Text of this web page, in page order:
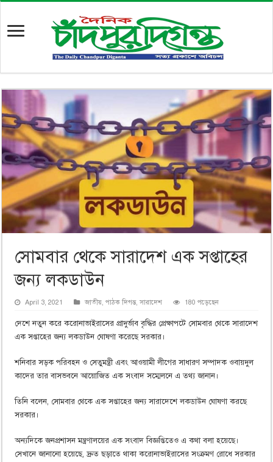
সোমবার থেকে সারাদেশ এক সপ্তাহের
জন্য লকডাউন
April 3, 2021 জাতীয়,পাঠক দিগন্ত,সারাদেশ 180 পড়েছেন
দেশে নতুন করে করোনাভাইরাসের প্রাদুর্ভাব বৃদ্ধির প্রেক্ষাপটে সোমবার থেকে সারাদেশ
এক সপ্তাহের জন্য লকডাউন ঘোষণা করেছে সরকার।
শনিবার সড়ক পরিবহন ও সেতুমন্ত্রী এবং আওয়ামী লীগের সাধারণ সম্পাদক ওবায়দুল
কাদের তার বাসভবনে আয়োজিত এক সংবাদ সম্মেলনে এ তথ্য জানান।
তিনি বলেন, সোমবার থেকে এক সপ্তাহের জন্য সারাদেশে লকডাউন ঘোষণা করছে
সরকার।
অন্যদিকে জনপ্রশাসন মন্ত্রণালয়ের এক সংবাদ বিজ্ঞপ্তিতেও এ কথা বলা হয়েছে।
সেখানে জানানো হয়েছে, দ্রুত ছড়াতে থাকা করোনাভাইরাসের সংক্রমণ রোধে সরকার